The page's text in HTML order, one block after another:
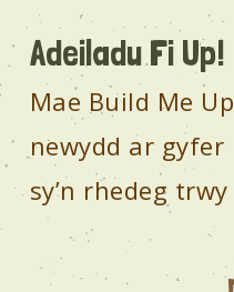
Adeiladu Fi Up!
Mae Build Me
newydd ar gyfer
sy’n rhedeg